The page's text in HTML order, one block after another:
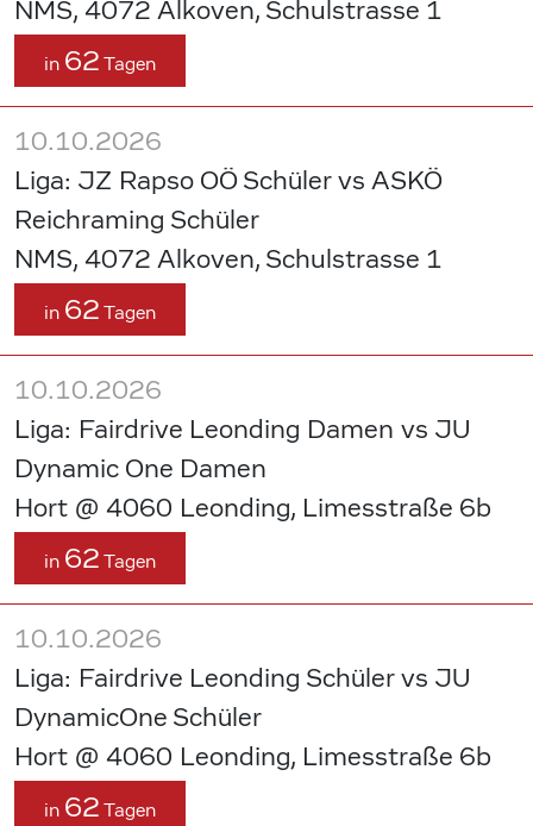
NMS, 4072 Alkoven, Schulstrasse 1
in 62 Tagen
10.10.2026
Liga: JZ Rapso OÖ Schüler vs ASKÖ
Reichraming Schüler
NMS, 4072 Alkoven, Schulstrasse 1
in 62 Tagen
10.10.2026
Liga: Fairdrive Leonding Damen vs JU
Dynamic One Damen
Hort @ 4060 Leonding, Limesstraße 6b
in 62 Tagen
10.10.2026
Liga: Fairdrive Leonding Schüler vs JU
DynamicOne Schüler
Hort @ 4060 Leonding, Limesstraße 6b
in 62 Tagen